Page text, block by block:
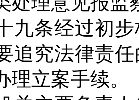
条经过初步
追究法律责
理立案手续。